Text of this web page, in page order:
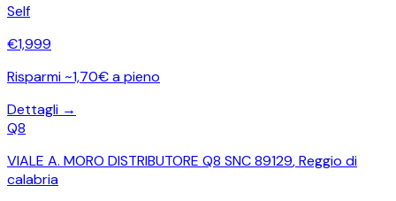
Self
€1,999
Risparmi ~1,70€ a pieno
Dettagli →
Q8
VIALE A. MORO DISTRIBUTORE Q8 SNC 89129,Reggio di
calabria